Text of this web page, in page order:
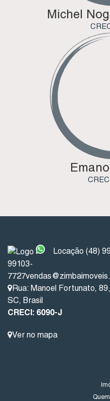
Michel
Locação (48)
99103-
7727
Rua: Manoel Fortunato, 89,
SC, Brasil
CRECI: 6090-J
Ver no mapa